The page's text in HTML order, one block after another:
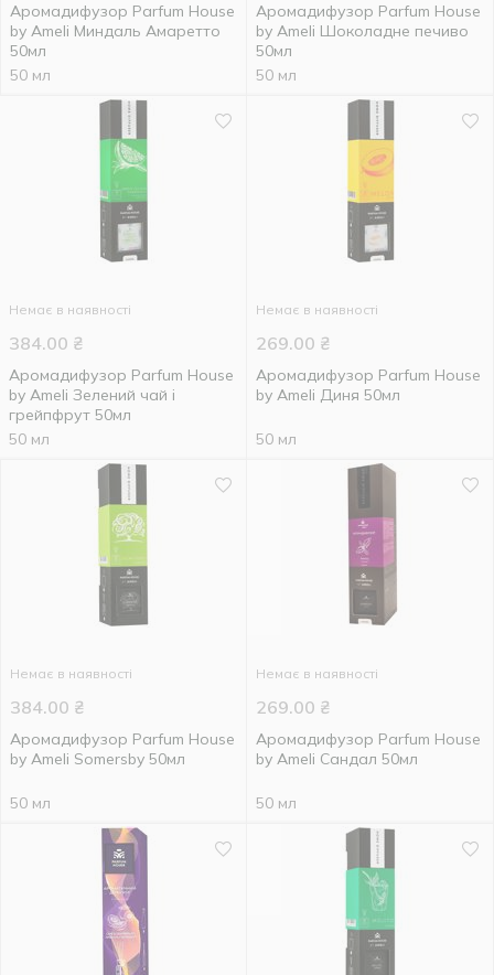
Аромадифузор Parfum House
by Ameli Миндаль Амаретто
50мл
50 мл
Аромадифузор Parfum House
by Ameli Шоколадне печиво
50мл
50 мл
Немає в наявності
384.00 ₴
Аромадифузор Parfum House
by Ameli Зелений чай і
грейпфрут 50мл
50 мл
Немає в наявності
269.00 ₴
Аромадифузор Parfum House
by Ameli Диня 50мл
50 мл
Немає в наявності
384.00 ₴
Аромадифузор Parfum House
by Ameli Somersby 50мл
50 мл
Немає в наявності
269.00 ₴
Аромадифузор Parfum House
by Ameli Сандал 50мл
50 мл